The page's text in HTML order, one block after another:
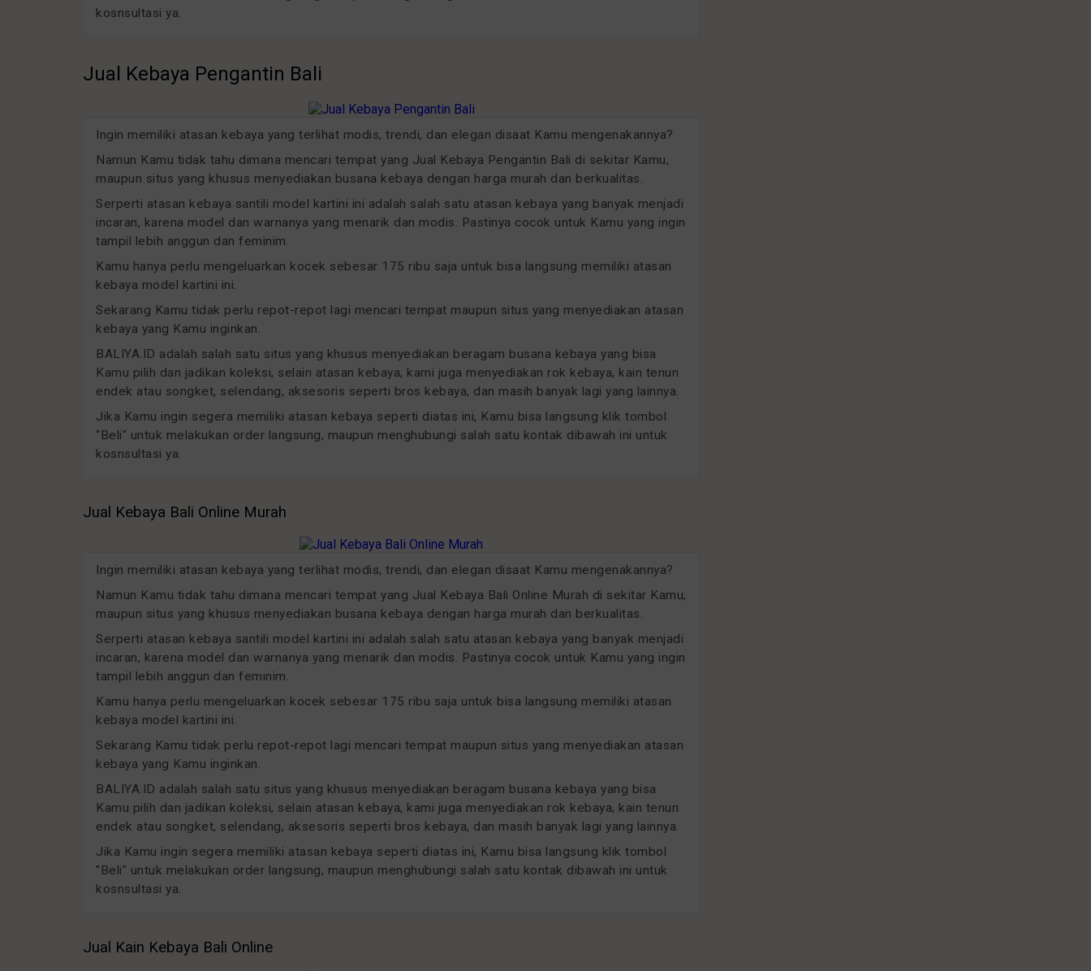
kosnsultasi ya.
Jual Kebaya Pengantin Bali
Ingin memiliki atasan kebaya yang terlihat modis, trendi, dan elegan disaat Kamu mengenakannya?
Namun Kamu tidak tahu dimana mencari tempat yang Jual Kebaya Pengantin Bali di sekitar Kamu,
maupun situs yang khusus menyediakan busana kebaya dengan harga murah dan berkualitas.
Serperti atasan kebaya santili model kartini ini adalah salah satu atasan kebaya yang banyak menjadi
incaran, karena model dan warnanya yang menarik dan modis. Pastinya cocok untuk Kamu yang ingin
tampil lebih anggun dan feminim.
Kamu hanya perlu mengeluarkan kocek sebesar 175 ribu saja untuk bisa langsung memiliki atasan
kebaya model kartini ini.
Sekarang Kamu tidak perlu repot-repot lagi mencari tempat maupun situs yang menyediakan atasan
kebaya yang Kamu inginkan.
BALIYA.ID adalah salah satu situs yang khusus menyediakan beragam busana kebaya yang bisa
Kamu pilih dan jadikan koleksi, selain atasan kebaya, kami juga menyediakan rok kebaya, kain tenun
endek atau songket, selendang, aksesoris seperti bros kebaya, dan masih banyak lagi yang lainnya.
Jika Kamu ingin segera memiliki atasan kebaya seperti diatas ini, Kamu bisa langsung klik tombol
"Beli" untuk melakukan order langsung, maupun menghubungi salah satu kontak dibawah ini untuk
kosnsultasi ya.
Jual Kebaya Bali Online Murah
Ingin memiliki atasan kebaya yang terlihat modis, trendi, dan elegan disaat Kamu mengenakannya?
Namun Kamu tidak tahu dimana mencari tempat yang Jual Kebaya Bali Online Murah di sekitar Kamu,
maupun situs yang khusus menyediakan busana kebaya dengan harga murah dan berkualitas.
Serperti atasan kebaya santili model kartini ini adalah salah satu atasan kebaya yang banyak menjadi
incaran, karena model dan warnanya yang menarik dan modis. Pastinya cocok untuk Kamu yang ingin
tampil lebih anggun dan feminim.
Kamu hanya perlu mengeluarkan kocek sebesar 175 ribu saja untuk bisa langsung memiliki atasan
kebaya model kartini ini.
Sekarang Kamu tidak perlu repot-repot lagi mencari tempat maupun situs yang menyediakan atasan
kebaya yang Kamu inginkan.
BALIYA.ID adalah salah satu situs yang khusus menyediakan beragam busana kebaya yang bisa
Kamu pilih dan jadikan koleksi, selain atasan kebaya, kami juga menyediakan rok kebaya, kain tenun
endek atau songket, selendang, aksesoris seperti bros kebaya, dan masih banyak lagi yang lainnya.
Jika Kamu ingin segera memiliki atasan kebaya seperti diatas ini, Kamu bisa langsung klik tombol
"Beli" untuk melakukan order langsung, maupun menghubungi salah satu kontak dibawah ini untuk
kosnsultasi ya.
Jual Kain Kebaya Bali Online